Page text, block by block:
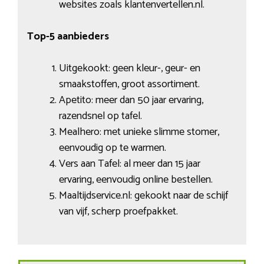
websites zoals klantenvertellen.nl.
Top-5 aanbieders
Uitgekookt: geen kleur-, geur- en
smaakstoffen, groot assortiment.
Apetito: meer dan 50 jaar ervaring,
razendsnel op tafel.
Mealhero: met unieke slimme stomer,
eenvoudig op te warmen.
Vers aan Tafel: al meer dan 15 jaar
ervaring, eenvoudig online bestellen.
Maaltijdservice.nl: gekookt naar de schijf
van vijf, scherp proefpakket.